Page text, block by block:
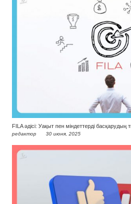
FILA әдісі: Уақыт пен міндеттерді басқарудың
редактор 30 июня, 2025